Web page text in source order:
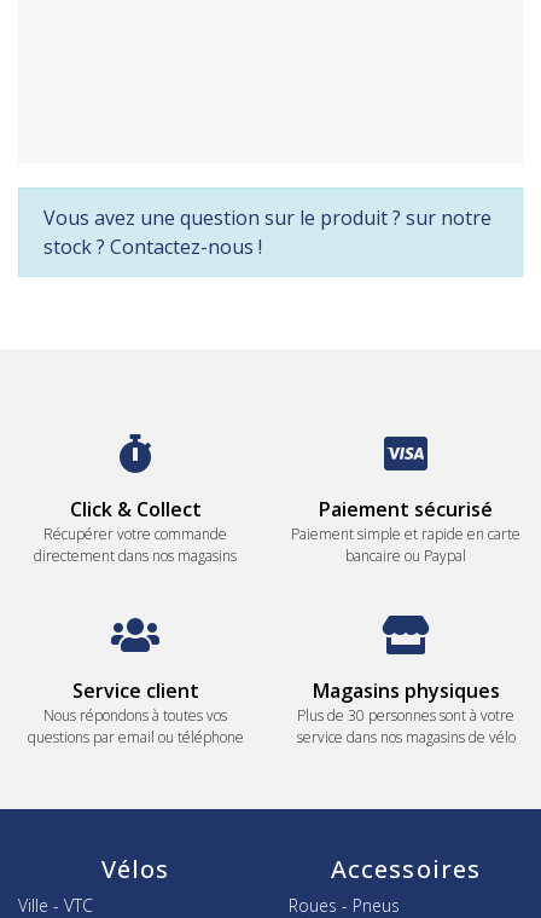
Vous avez une question sur le produit ? sur notre
stock ? Contactez-nous !
Click & Collect
Récupérer votre commande
directement dans nos magasins
Paiement sécurisé
Paiement simple et rapide en carte
bancaire ou Paypal
Service client
Nous répondons à toutes vos
questions par email ou téléphone
Magasins physiques
Plus de 30 personnes sont à votre
service dans nos magasins de vélo
Vélos
Ville - VTC
Accessoires
Roues - Pneus